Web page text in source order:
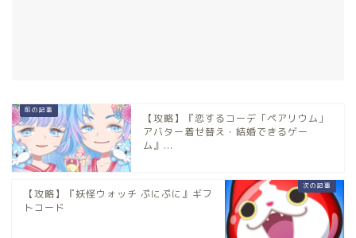
【攻略】『恋するコーデ「ペアリウム」
アバター着せ替え・結婚できるゲー
ム』...
【攻略】『妖怪ウォッチ ぷにぷに』ギフ
トコード